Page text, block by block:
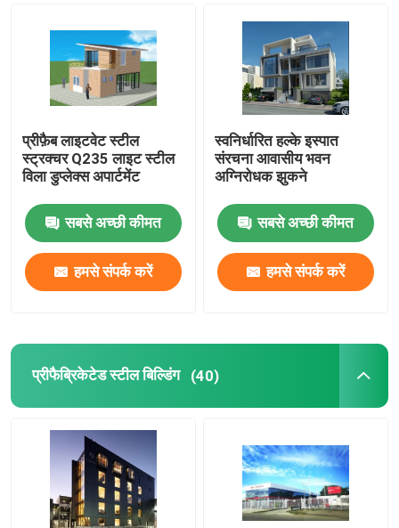
प्रीफ़ैब लाइटवेट स्टील
स्ट्रक्चर Q235 लाइट स्टील
विला डुप्लेक्स अपार्टमेंट
सबसे अच्छी कीमत
हमसे संपर्क करें
स्वनिर्धारित हल्के इस्पात
संरचना आवासीय भवन
अग्निरोधक झुकने
सबसे अच्छी कीमत
हमसे संपर्क करें
प्रीफैब्रिकेटेड स्टील बिल्डिंग (40)